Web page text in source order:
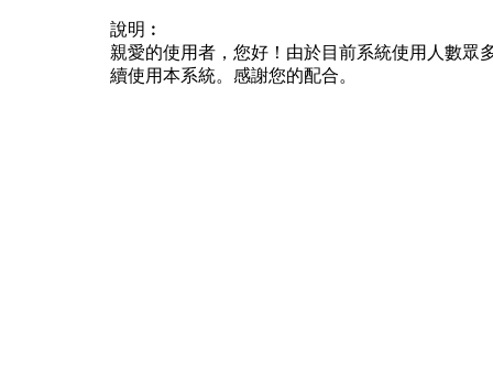
說明︰
親愛的使用者，您好！由於目前系統使用人數眾
續使用本系統。感謝您的配合。